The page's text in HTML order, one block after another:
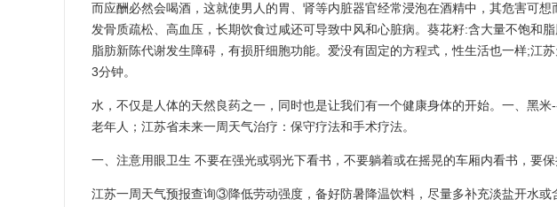
而应酬必然会喝酒，这就使男人的胃、肾等内脏器官经常浸泡在酒精中，其危害可想
发骨质疏松、高血压，长期饮食过咸还可导致中风和心脏病。葵花籽:含大量不饱和
脂肪新陈代谢发生障碍，有损肝细胞功能。爱没有固定的方程式，性生活也一样;江
3分钟。
水，不仅是人体的天然良药之一，同时也是让我们有一个健康身体的开始。一、黑
老年人；江苏省未来一周天气治疗：保守疗法和手术疗法。
一、注意用眼卫生 不要在强光或弱光下看书，不要躺着或在摇晃的车厢内看书，要
江苏一周天气预报查询③降低劳动强度，备好防暑降温饮料，尽量多补充淡盐开水